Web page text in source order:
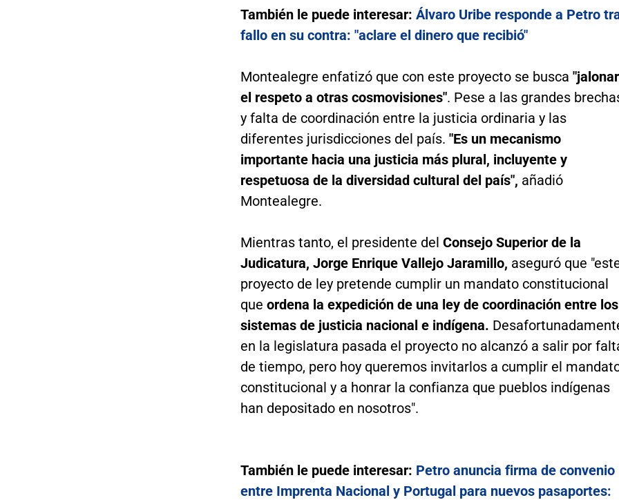
También le puede interesar: Álvaro Uribe responde a Petro
fallo en su contra: "aclare el dinero que recibió"
Montealegre enfatizó que con este proyecto se busca "jalonar
el respeto a otras cosmovisiones". Pese a las grandes
y falta de coordinación entre la justicia ordinaria y las
diferentes jurisdicciones del país. "Es un mecanismo
importante hacia una justicia más plural, incluyente y
respetuosa de la diversidad cultural del país", añadió
Montealegre.
Mientras tanto, el presidente del Consejo Superior de la
Judicatura, Jorge Enrique Vallejo Jaramillo, aseguró que
proyecto de ley pretende cumplir un mandato constitucional
que ordena la expedición de una ley de coordinación entre los
sistemas de justicia nacional e indígena.
en la legislatura pasada el proyecto no alcanzó a salir por
de tiempo, pero hoy queremos invitarlos a cumplir el
constitucional y a honrar la confianza que pueblos indígenas
han depositado en nosotros".
También le puede interesar: Petro anuncia firma de convenio
entre Imprenta Nacional y Portugal para nuevos pasaportes: